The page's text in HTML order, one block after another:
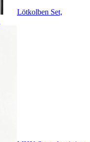
Lötkolben Set,